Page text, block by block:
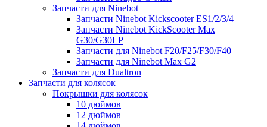
Запчасти для Ninebot
Запчасти Ninebot Kickscooter ES1/2/3/4
Запчасти Ninebot KickScooter Max
G30/G30LP
Запчасти для Ninebot F20/F25/F30/F40
Запчасти для Ninebot Max G2
Запчасти для Dualtron
Запчасти для колясок
Покрышки для колясок
10 дюймов
12 дюймов